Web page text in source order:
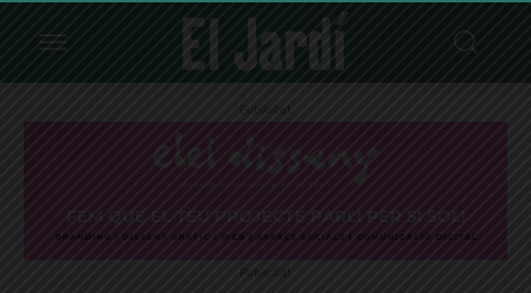
Publicitat
Publicitat